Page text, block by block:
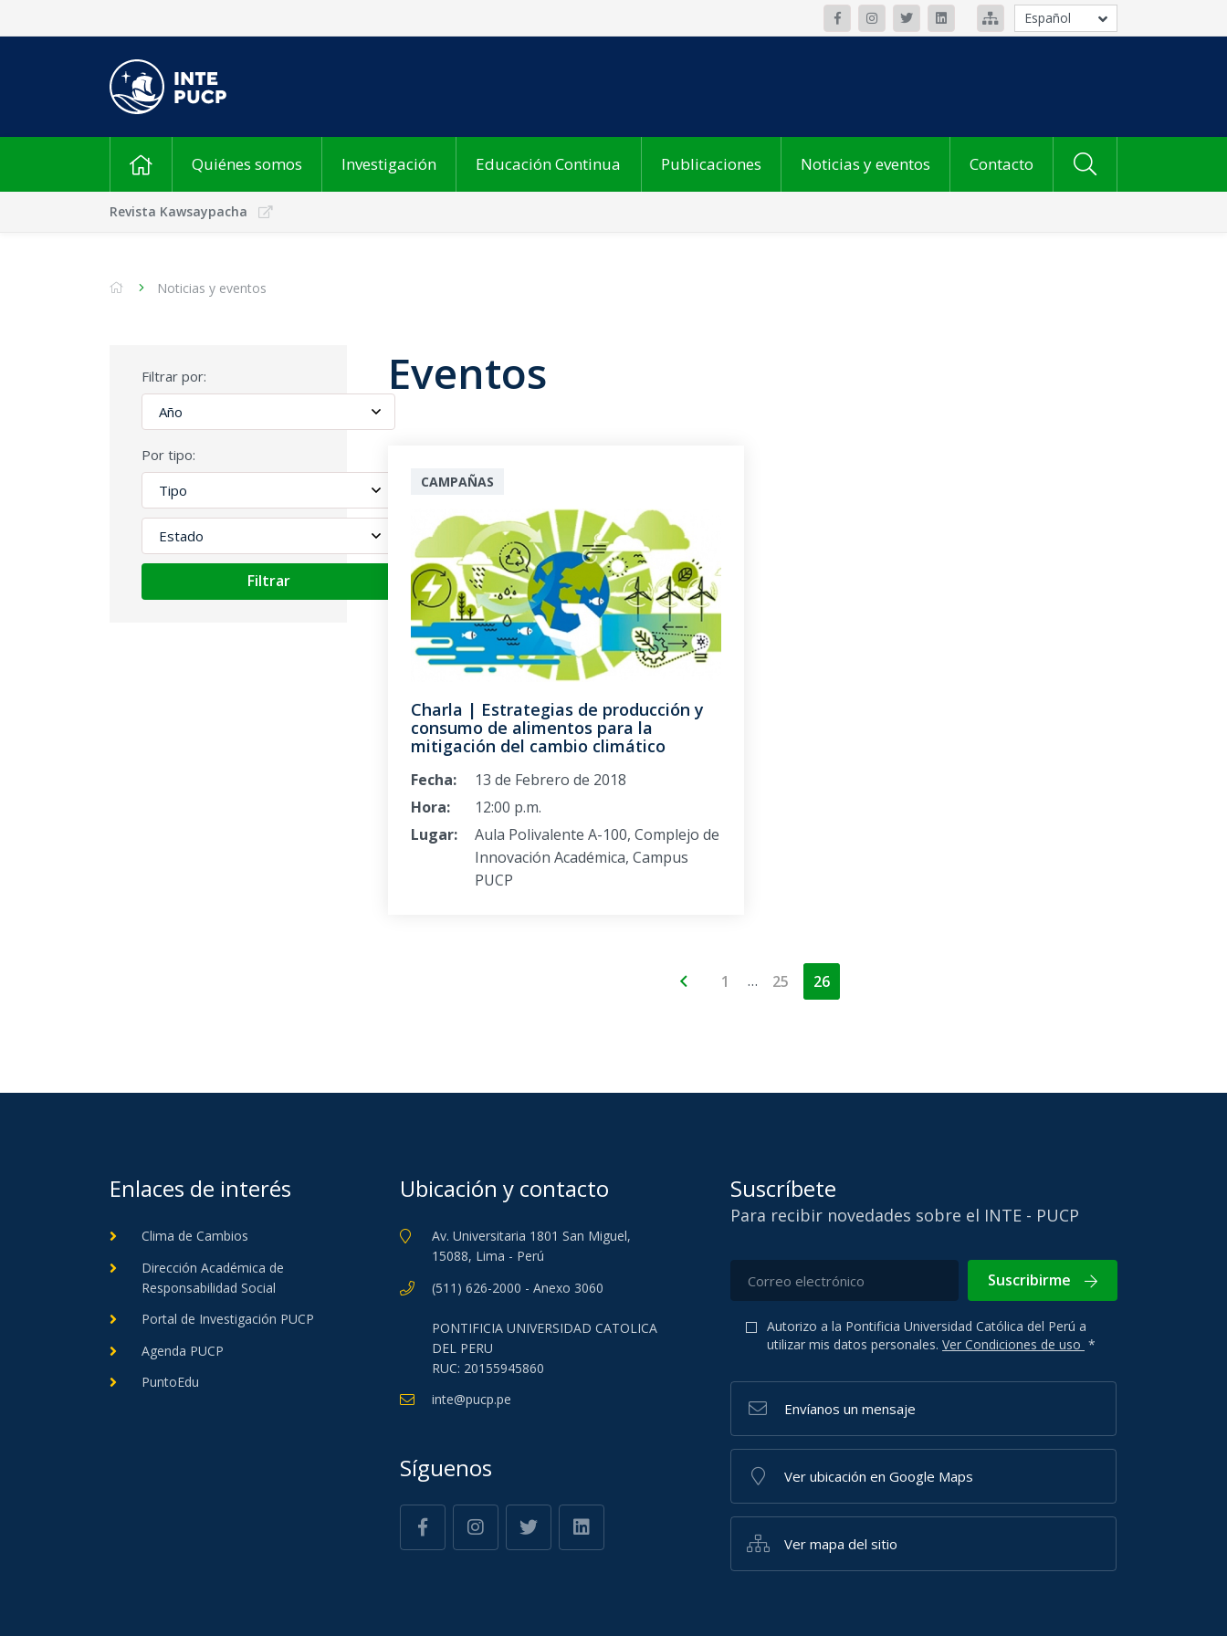
Español
Quiénes somos Investigación Educación Continua Publicaciones Noticias y eventos Contacto
Revista Kawsaypacha
Noticias y eventos
Filtrar por:
Por tipo:
Filtrar
Eventos
CAMPAÑAS
Charla | Estrategias de producción y
consumo de alimentos para la
mitigación del cambio climático
Fecha:
13 de Febrero de 2018
Hora:
12:00 p.m.
Lugar:
Aula Polivalente A-100, Complejo de
Innovación Académica, Campus
PUCP
1 … 25 26
Enlaces de interés
Clima de Cambios
Dirección Académica de
Responsabilidad Social
Portal de Investigación PUCP
Agenda PUCP
PuntoEdu
Ubicación y contacto
Av. Universitaria 1801 San Miguel,
15088, Lima - Perú
(511) 626-2000 - Anexo 3060
PONTIFICIA UNIVERSIDAD CATOLICA
DEL PERU
RUC: 20155945860
inte@pucp.pe
Síguenos
Suscríbete
Para recibir novedades sobre el INTE - PUCP
Suscribirme
Autorizo a la Pontificia Universidad Católica del Perú a
utilizar mis datos personales.Ver Condiciones de uso *
Envíanos un mensaje
Ver ubicación en Google Maps
Ver mapa del sitio